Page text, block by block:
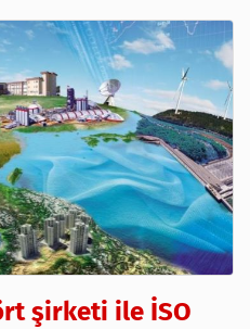
şirketi ile İSO